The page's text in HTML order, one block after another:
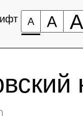
А А А